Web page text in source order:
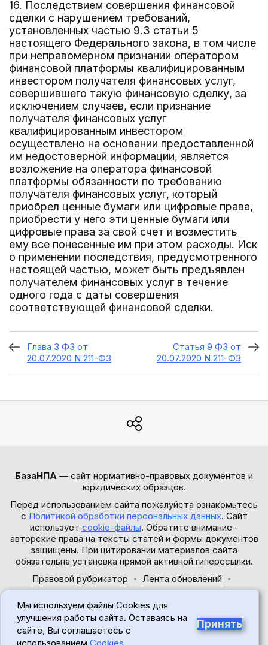
16. Последствием совершения финансовой
сделки с нарушением требований,
установленных частью 9.3 статьи 5
настоящего Федерального закона, в том числе
при неправомерном признании оператором
финансовой платформы квалифицированным
инвестором получателя финансовых услуг,
совершившего такую финансовую сделку, за
исключением случаев, если признание
получателя финансовых услуг
квалифицированным инвестором
осуществлено на основании предоставленной
им недостоверной информации, является
возложение на оператора финансовой
платформы обязанности по требованию
получателя финансовых услуг, который
приобрел ценные бумаги или цифровые права,
приобрести у него эти ценные бумаги или
цифровые права за свой счет и возместить
ему все понесенные им при этом расходы. Иск
о применении последствия, предусмотренного
настоящей частью, может быть предъявлен
получателем финансовых услуг в течение
одного года с даты совершения
соответствующей финансовой сделки.
Глава 3 ФЗ от
20.07.2020 N 211-ФЗ
Статья 9 ФЗ от
20.07.2020 N 211-ФЗ
БазаНПА — сайт нормативно-правовых документов и
юридических образцов.
Перед использованием сайта пожалуйста ознакомьтесь
с Политикой обработки персональных данных. Сайт
использует cookie-файлы. Обратите внимание -
авторские права на тексты статей и формы документов
защищены. При цитировании материалов сайта
обязательна установка прямой активной гиперссылки.
Правовой рубрикатор
Лента обновлений
© 2017-2026
18+
Мы используем файлы Cookies для
улучшения работы сайта. Оставаясь на
сайте, Вы соглашаетесь с
Принять